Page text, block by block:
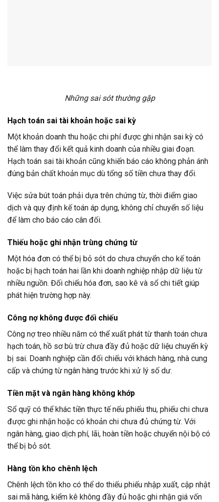
Những sai sót thường gặp
Hạch toán sai tài khoản hoặc sai kỳ
Một khoản doanh thu hoặc chi phí được ghi nhận sai kỳ có
thể làm thay đổi kết quả kinh doanh của nhiều giai đoạn.
Hạch toán sai tài khoản cũng khiến báo cáo không phản ánh
đúng bản chất khoản mục dù tổng số tiền chưa thay đổi.
Việc sửa bút toán phải dựa trên chứng từ, thời điểm giao
dịch và quy định kế toán áp dụng, không chỉ chuyển số liệu
để làm cho báo cáo cân đối.
Thiếu hoặc ghi nhận trùng chứng từ
Một hóa đơn có thể bị bỏ sót do chưa chuyển cho kế toán
hoặc bị hạch toán hai lần khi doanh nghiệp nhập dữ liệu từ
nhiều nguồn. Đối chiếu hóa đơn, sao kê và sổ chi tiết giúp
phát hiện trường hợp này.
Công nợ không được đối chiếu
Công nợ treo nhiều năm có thể xuất phát từ thanh toán chưa
hạch toán, hồ sơ bù trừ chưa đầy đủ hoặc dữ liệu chuyển kỳ
bị sai. Doanh nghiệp cần đối chiếu với khách hàng, nhà cung
cấp và chứng từ ngân hàng trước khi xử lý số dư.
Tiền mặt và ngân hàng không khớp
Sổ quỹ có thể khác tiền thực tế nếu phiếu thu, phiếu chi chưa
được ghi nhận hoặc có khoản chi chưa đủ chứng từ. Với
ngân hàng, giao dịch phí, lãi, hoàn tiền hoặc chuyển nội bộ có
thể bị bỏ sót.
Hàng tồn kho chênh lệch
Chênh lệch tồn kho có thể do thiếu phiếu nhập xuất, cập nhật
sai mã hàng, kiểm kê không đầy đủ hoặc ghi nhận giá vốn